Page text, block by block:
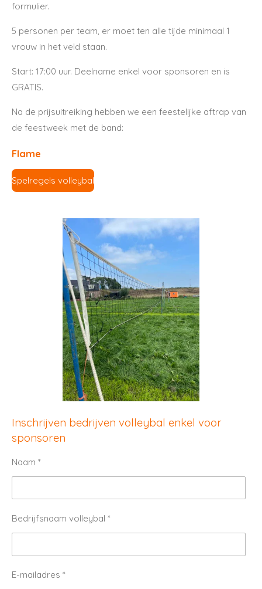
formulier.
5 personen per team, er moet ten alle tijde minimaal 1
vrouw in het veld staan.
Start: 17:00 uur. Deelname enkel voor sponsoren en is
GRATIS.
Na de prijsuitreiking hebben we een feestelijke aftrap van
de feestweek met de band:
Flame
Spelregels volleybal
Inschrijven bedrijven volleybal enkel voor
sponsoren
Naam *
Bedrijfsnaam volleybal *
E-mailadres *